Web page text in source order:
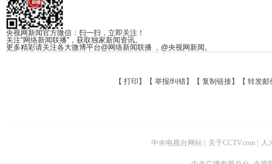
央视网新闻官方微信：扫一扫，立即关注！
关注"网络新闻联播"，获取独家新闻资讯。
更多精彩请关注各大微博平台@网络新闻联播 ，@央视网新闻。
【 打印 】【 举报/纠错】【 复制链接】【 转发邮
中央电视台网站 关于CCTV.com 人